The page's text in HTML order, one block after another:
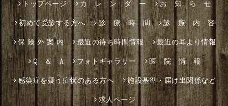
トップページ カ レ ン ダ ー お 知 ら せ
初めて受診する方へ 診 療 時 間 診 療 内 容
保 険 外 案 内 最近の待ち時間情報 最近の耳より情報
Q ＆ A フォトギャラリー 医 院 情 報
感染症を疑う症状のある方へ 施設基準・届け出関係など
求人ページ